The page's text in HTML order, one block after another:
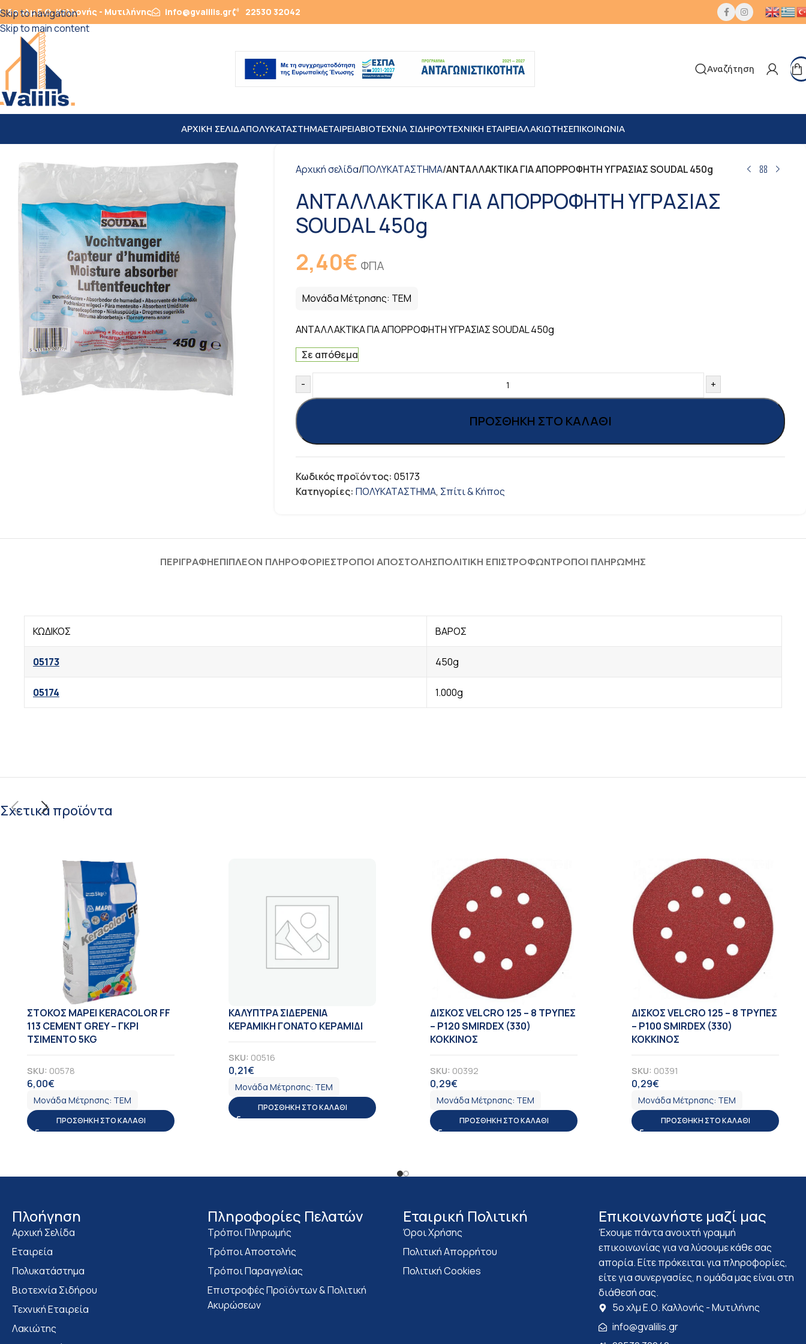
Skip to navigation
Skip to main content
5ο χλμ Ε.Ο. Καλλονής - Μυτιλήνης info@gvalilis.gr 22530 32042
Αναζήτηση
ΑΡΧΙΚΗ ΣΕΛΙΔΑΠΟΛΥΚΑΤΑΣΤΗΜΑΕΤΑΙΡΕΙΑΒΙΟΤΕΧΝΙΑ ΣΙΔΗΡΟΥTEXNIKH ΕΤΑΙΡΕΙΑΛΑΚΙΩΤΗΣΕΠΙΚΟΙΝΩΝΙΑ
Αρχική σελίδα/ΠΟΛΥΚΑΤΑΣΤΗΜΑ/ΑΝΤΑΛΛΑΚΤΙΚΑ ΓΙΑ ΑΠΟΡΡΟΦΗΤΗ ΥΓΡΑΣΙΑΣ SOUDAL 450g
ΑΝΤΑΛΛΑΚΤΙΚΑ ΓΙΑ ΑΠΟΡΡΟΦΗΤΗ ΥΓΡΑΣΙΑΣ
SOUDAL 450g
2,40€ ΦΠΑ
Μονάδα Μέτρησης: ΤΕΜ
ΑΝΤΑΛΛΑΚΤΙΚΑ ΓΙΑ ΑΠΟΡΡΟΦΗΤΗ ΥΓΡΑΣΙΑΣ SOUDAL 450g
Σε απόθεμα
- +
ΠΡΟΣΘΉΚΗ ΣΤΟ ΚΑΛΆΘΙ
Κωδικός προϊόντος: 05173
Κατηγορίες: ΠΟΛΥΚΑΤΑΣΤΗΜΑ, Σπίτι & Κήπος
ΠΕΡΙΓΡΑΦΉΕΠΙΠΛΈΟΝ ΠΛΗΡΟΦΟΡΊΕΣΤΡΟΠΟΙ ΑΠΟΣΤΟΛΗΣΠΟΛΙΤΙΚΗ ΕΠΙΣΤΡΟΦΩΝΤΡΟΠΟΙ ΠΛΗΡΩΜΗΣ
ΚΩΔΙΚΟΣ ΒΑΡΟΣ
05173 450g
05174 1.000g
Σχετικά προϊόντα
ΣΤΟΚΟΣ MAPEI KERACOLOR FF
113 CEMENT GREY – ΓΚΡΙ
ΤΣΙΜΕΝΤΟ 5KG
SKU: 00578
6,00€
Μονάδα Μέτρησης: ΤΕΜ
ΠΡΟΣΘΉΚΗ ΣΤΟ ΚΑΛΆΘΙ
ΚΑΛΥΠΤΡΑ ΣΙΔΕΡΕΝΙΑ
ΚΕΡΑΜΙΚΗ ΓΟΝΑΤΟ ΚΕΡΑΜΙΔΙ
SKU: 00516
0,21€
Μονάδα Μέτρησης: ΤΕΜ
ΠΡΟΣΘΉΚΗ ΣΤΟ ΚΑΛΆΘΙ
ΔΙΣΚΟΣ VELCRO 125 – 8 TΡΥΠΕΣ
– Ρ120 SMIRDEX (330)
ΚΟΚΚΙΝΟΣ
SKU: 00392
0,29€
Μονάδα Μέτρησης: ΤΕΜ
ΠΡΟΣΘΉΚΗ ΣΤΟ ΚΑΛΆΘΙ
ΔΙΣΚΟΣ VELCRO 125 – 8 TΡΥΠΕΣ
– Ρ100 SMIRDEX (330)
ΚΟΚΚΙΝΟΣ
SKU: 00391
0,29€
Μονάδα Μέτρησης: ΤΕΜ
ΠΡΟΣΘΉΚΗ ΣΤΟ ΚΑΛΆΘΙ
Πλοήγηση
Αρχική Σελίδα
Εταιρεία
Πολυκατάστημα
Bιοτεχνία Σιδήρου
Τεχνική Εταιρεία
Λακιώτης
Πληροφορίες Πελατών
Τρόποι Πληρωμής
Τρόποι Αποστολής
Τρόποι Παραγγελίας
Επιστροφές Προϊόντων & Πολιτική
Ακυρώσεων
Eταιρική Πολιτική
Όροι Χρήσης
Πολιτική Απορρήτου
Πολιτική Cookies
Επικοινωνήστε μαζί μας
Έχουμε πάντα ανοιχτή γραμμή
επικοινωνίας για να λύσουμε κάθε σας
απορία. Είτε πρόκειται για πληροφορίες,
είτε για συνεργασίες, η ομάδα μας είναι στη
διάθεσή σας.
5ο χλμ Ε.Ο. Καλλονής - Μυτιλήνης
info@gvalilis.gr